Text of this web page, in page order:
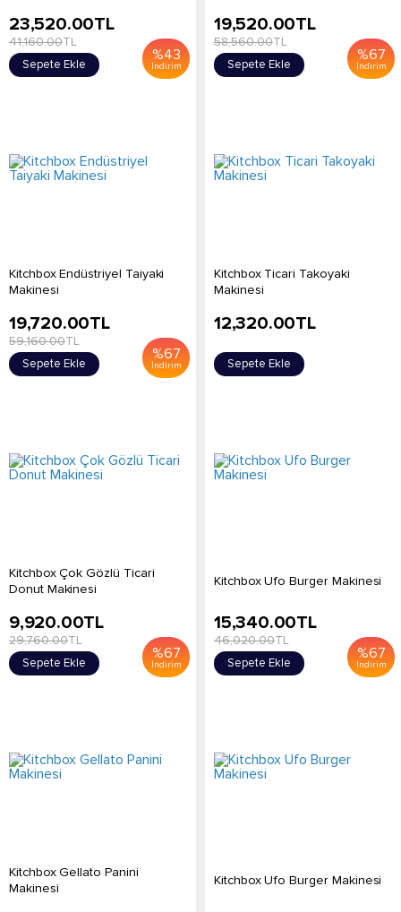
%43
İndirim
23,520.00TL
41,160.00TL
Sepete Ekle
%67
İndirim
19,520.00TL
58,560.00TL
Sepete Ekle
Kitchbox Endüstriyel Taiyaki
Makinesi
%67
İndirim
19,720.00TL
59,160.00TL
Sepete Ekle
Kitchbox Ticari Takoyaki
Makinesi
12,320.00TL
Sepete Ekle
Kitchbox Çok Gözlü Ticari
Donut Makinesi
%67
İndirim
9,920.00TL
29,760.00TL
Sepete Ekle
Kitchbox Ufo Burger Makinesi
%67
İndirim
15,340.00TL
46,020.00TL
Sepete Ekle
Kitchbox Gellato Panini
Makinesi
Kitchbox Ufo Burger Makinesi